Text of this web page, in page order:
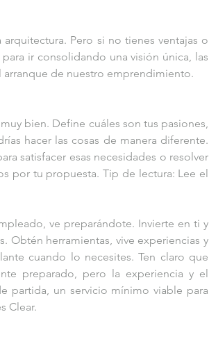
Pero si no tienes ventajas o
ir consolidando una visión única, las
arranque de nuestro emprendimiento.
bien. Define cuáles son tus pasiones,
hacer las cosas de manera diferente.
satisfacer esas necesidades o resolver
por tu propuesta. Tip de lectura: Lee el
ve preparándote. Invierte en ti y
Obtén herramientas, vive experiencias y
cuando lo necesites. Ten claro que
preparado, pero la experiencia y el
partida, un servicio mínimo viable para
Clear.